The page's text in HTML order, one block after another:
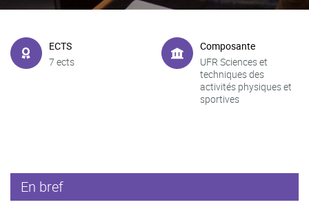
ECTS
7 ects
Composante
UFR Sciences et
techniques des
activités physiques et
sportives
En bref